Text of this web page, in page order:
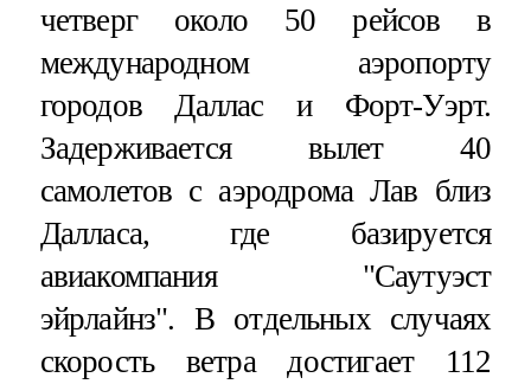
четверг около 50 рейсов в
международном аэропорту
городов Даллас и Форт-Уэрт.
Задерживается вылет 40
самолетов с аэродрома Лав близ
Далласа, где базируется
авиакомпания "Саутуэст
эйрлайнз". В отдельных случаях
скорость ветра достигает 112